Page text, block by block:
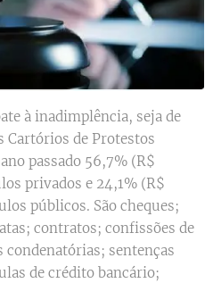
à inadimplência, seja de
Cartórios de Protestos
passado 56,7% (R$
privados e 24,1% (R$
públicos. São cheques;
contratos; confissões de
sentenças
de crédito bancário;